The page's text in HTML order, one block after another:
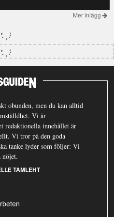
Mer inlägg
obunden, men du kan alltid
Vi är
redaktionella innehållet är
Vi tror på den goda
tanke lyder som följer: Vi
TAMLEHT